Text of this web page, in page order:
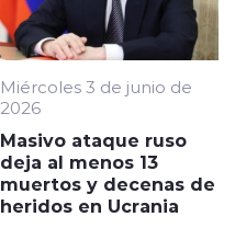
Miércoles 3 de junio de
2026
Masivo ataque ruso
deja al menos 13
muertos y decenas de
heridos en Ucrania